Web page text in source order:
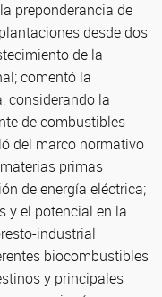
preponderancia de
desde dos
de la
comentó la
considerando la
de combustibles
del marco normativo
primas
de energía eléctrica;
y el potencial en la
industrial
biocombustibles
y principales